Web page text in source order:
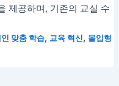
제공하며, 기존의 교실 수
맞춤 학습, 교육 혁신, 몰입형